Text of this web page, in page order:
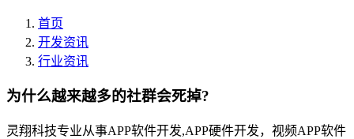
首页
开发资讯
行业资讯
为什么越来越多的社群会死掉?
灵翔科技专业从事APP软件开发,APP硬件开发，视频APP软件